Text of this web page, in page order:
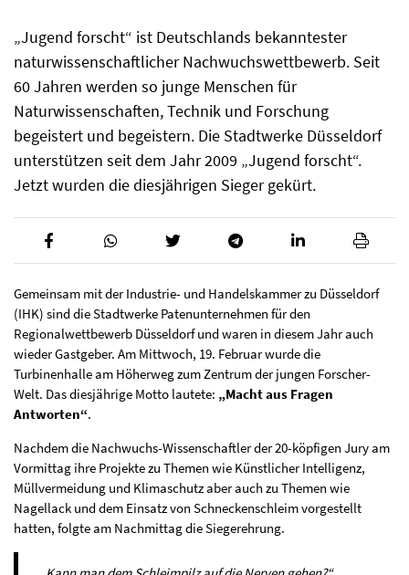
„Jugend forscht“ ist Deutschlands bekanntester
naturwissenschaftlicher Nachwuchswettbewerb. Seit
60 Jahren werden so junge Menschen für
Naturwissenschaften, Technik und Forschung
begeistert und begeistern. Die Stadtwerke Düsseldorf
unterstützen seit dem Jahr 2009 „Jugend forscht“.
Jetzt wurden die diesjährigen Sieger gekürt.
Gemeinsam mit der Industrie- und Handelskammer zu Düsseldorf
(IHK) sind die Stadtwerke Patenunternehmen für den
Regionalwettbewerb Düsseldorf und waren in diesem Jahr auch
wieder Gastgeber. Am Mittwoch, 19. Februar wurde die
Turbinenhalle am Höherweg zum Zentrum der jungen Forscher-
Welt. Das diesjährige Motto lautete: „Macht aus Fragen
Antworten“.
Nachdem die Nachwuchs-Wissenschaftler der 20-köpfigen Jury am
Vormittag ihre Projekte zu Themen wie Künstlicher Intelligenz,
Müllvermeidung und Klimaschutz aber auch zu Themen wie
Nagellack und dem Einsatz von Schneckenschleim vorgestellt
hatten, folgte am Nachmittag die Siegerehrung.